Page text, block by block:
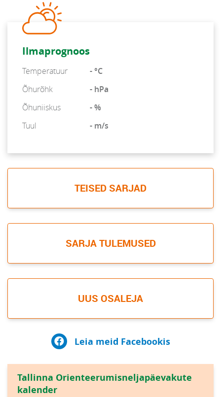
Ilmaprognoos
Temperatuur
- °C
Õhurõhk
- hPa
Õhuniiskus
- %
Tuul
- m/s
TEISED SARJAD
SARJA TULEMUSED
UUS OSALEJA
Leia meid Facebookis
Tallinna Orienteerumisneljapäevakute
kalender